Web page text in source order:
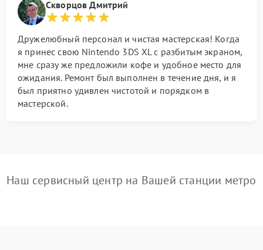
Скворцов Дмитрий
Дружелюбный персонал и чистая мастерская! Когда
я принес свою Nintendo 3DS XL с разбитым экраном,
мне сразу же предложили кофе и удобное место для
ожидания. Ремонт был выполнен в течение дня, и я
был приятно удивлен чистотой и порядком в
мастерской.
Наш сервисный центр на Вашей станции метро